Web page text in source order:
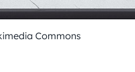
Commons